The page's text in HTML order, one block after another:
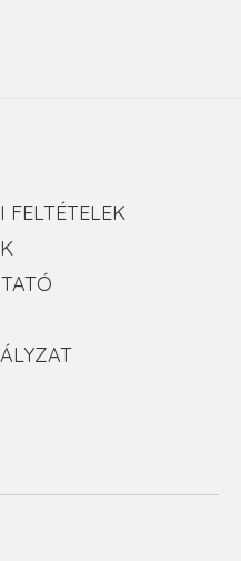
FELTÉTELEK